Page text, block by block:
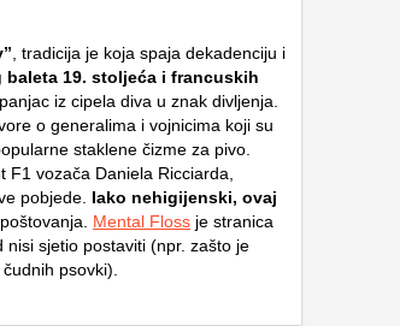
, tradicija je koja spaja dekadenciju i
baleta 19. stoljeća i francuskih
iz cipela diva u znak divljenja.
o generalima i vojnicima koji su
staklene čizme za pivo.
vozača Daniela Ricciarda,
pobjede. Iako nehigijenski, ovaj
Mental Floss je stranica
sjetio postaviti (npr. zašto je
psovki).